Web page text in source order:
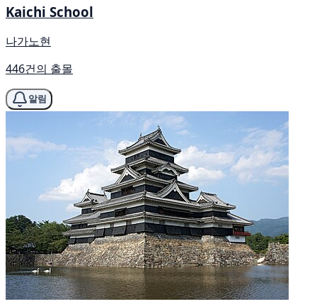
Kaichi School
나가노현
446건의 출몰
알림